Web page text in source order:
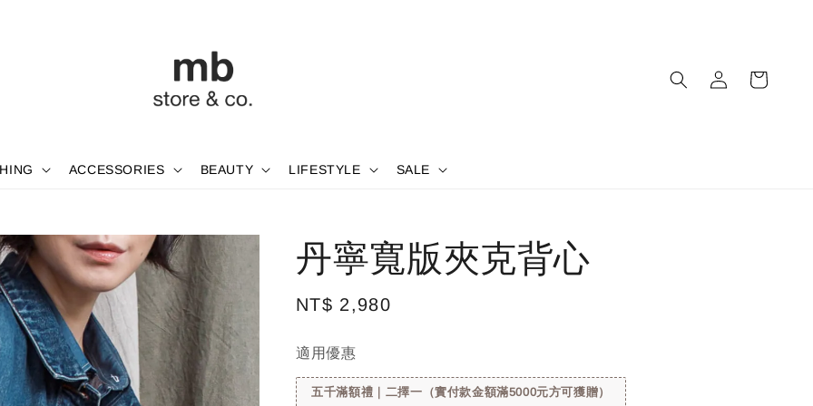
ACCESSORIES BEAUTY LIFESTYLE SALE
丹寧寬版夾克背心
Regular
NT$ 2,980
適用優惠
五千滿額禮｜二擇一（實付款金額滿5000元方可獲贈）